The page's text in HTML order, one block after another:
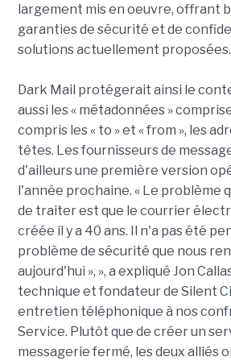
largement mis en oeuvre, offrant
garanties de sécurité et de
solutions actuellement proposées.
Dark Mail protégerait ainsi le
aussi les « métadonnées »
compris les « to » et « from », les
têtes. Les fournisseurs de
d'ailleurs une première version
l'année prochaine. « Le problème
de traiter est que le courrier
créée il y a 40 ans. Il n'a pas été
problème de sécurité que nous
aujourd'hui », », a expliqué Jon
technique et fondateur de Silent
entretien téléphonique à nos
Service. Plutôt que de créer un
messagerie fermé, les deux alliés